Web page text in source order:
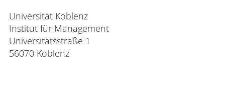
Universität Koblenz
Institut für Management
Universitätsstraße 1
56070 Koblenz